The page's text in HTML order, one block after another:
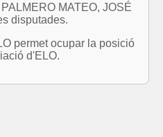
MATEO, JOSÉ
disputades.
permet ocupar la posició
d'ELO.